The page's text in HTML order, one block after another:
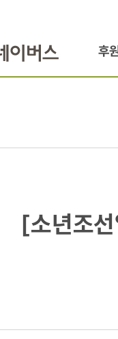
후
[소년조
만들고...
[소년조